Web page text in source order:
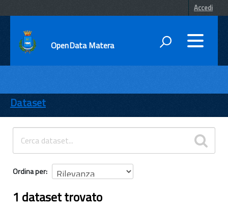
Accedi
OpenData Matera
ENTI
TEMI
INFORMAZIONI
Dataset
Ordina per
1 dataset trovato